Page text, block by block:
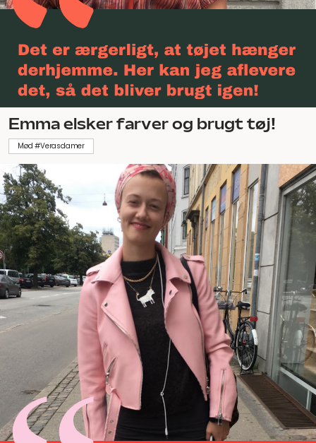
Emma elsker farver og brugt tøj!
Mød #Verasdamer